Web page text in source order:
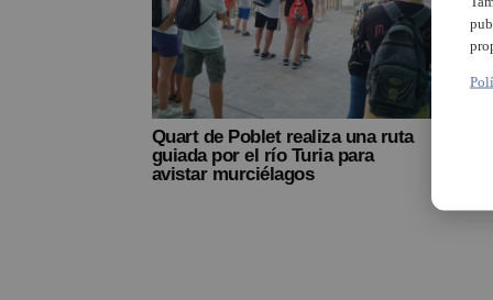
Quart de Poblet realiza una ruta
guiada por el río Turia para
avistar murciélagos